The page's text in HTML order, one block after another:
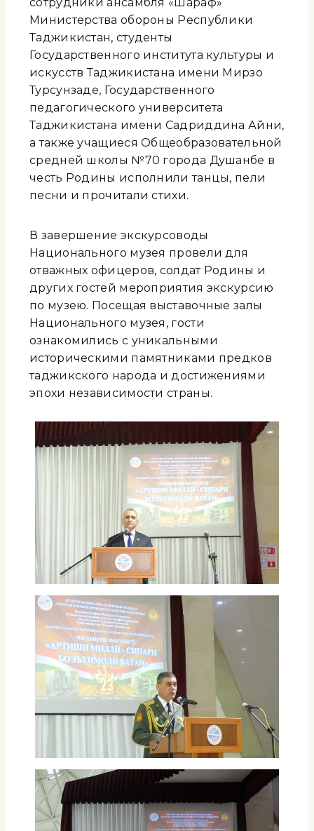
Министерства обороны Республики
Таджикистан, студенты
Государственного института культуры и
искусств Таджикистана имени Мирзо
Турсунзаде, Государственного
педагогического университета
Таджикистана имени Садриддина Айни,
а также учащиеся Общеобразовательной
средней школы №70 города Душанбе в
честь Родины исполнили танцы, пели
песни и прочитали стихи.
В завершение экскурсоводы
Национального музея провели для
отважных офицеров, солдат Родины и
других гостей мероприятия экскурсию
по музею. Посещая выставочные залы
Национального музея, гости
ознакомились с уникальными
историческими памятниками предков
таджикского народа и достижениями
эпохи независимости страны.